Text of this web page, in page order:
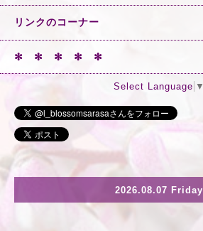
リンクのコーナー
✻ ✻ ✻ ✻ ✻
Select Language ▼
2026.08.07 Friday